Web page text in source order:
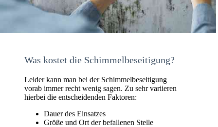
Was kostet die Schimmelbeseitigung?
Leider kann man bei der Schimmelbeseitigung
vorab immer recht wenig sagen. Zu sehr variieren
hierbei die entscheidenden Faktoren:
Dauer des Einsatzes
Größe und Ort der befallenen Stelle